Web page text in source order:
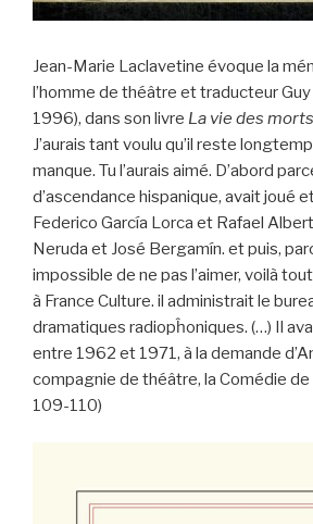
Jean-Marie Laclavetine évoque la
l’homme de théâtre et traducteur
1996), dans son livre La vie des morts
J’aurais tant voulu qu’il reste
manque. Tu l’aurais aimé. D’abord
d’ascendance hispanique, avait joué
Federico García Lorca et Rafael
Neruda et José Bergamín. et puis,
impossible de ne pas l’aimer, voilà
à France Culture. il administrait le
dramatiques radiopĥoniques. (…) Il
entre 1962 et 1971, à la demande
compagnie de théâtre, la Comédie de
109-110)